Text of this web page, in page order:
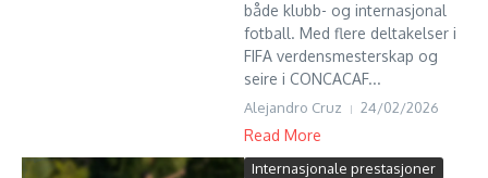
både klubb- og internasjonal
fotball. Med flere deltakelser i
FIFA verdensmesterskap og
seire i CONCACAF...
Alejandro Cruz 24/02/2026
Read More
Internasjonale prestasjoner